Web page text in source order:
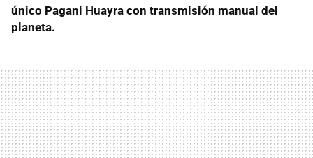
único Pagani Huayra con transmisión manual del
planeta.